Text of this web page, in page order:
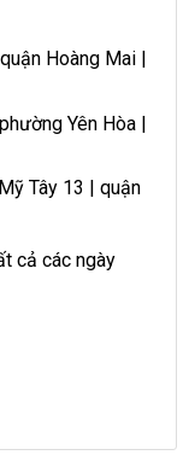
Hoàng Mai |
Yên Hòa |
Tây 13 | quận
cả các ngày